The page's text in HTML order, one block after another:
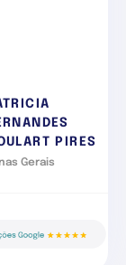
PIRES
Gerais